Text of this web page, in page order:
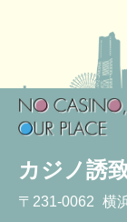
カジノ誘
〒 231-0062 横